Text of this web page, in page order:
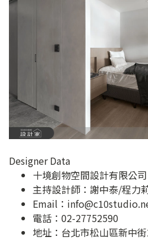
Designer Data
十境創物空間設計有限公司
主持設計師：謝中泰/程力
Email：
電話：02-27752590
地址： 台北市松山區新中